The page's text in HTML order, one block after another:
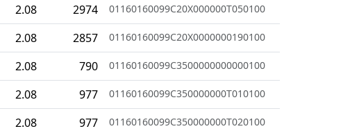
2.08 2974 01160160099C20X000000T050100
2.08 2857 01160160099C20X0000000190100
2.08 790 01160160099C3500000000000100
2.08 977 01160160099C350000000T010100
2.08 977 01160160099C350000000T020100